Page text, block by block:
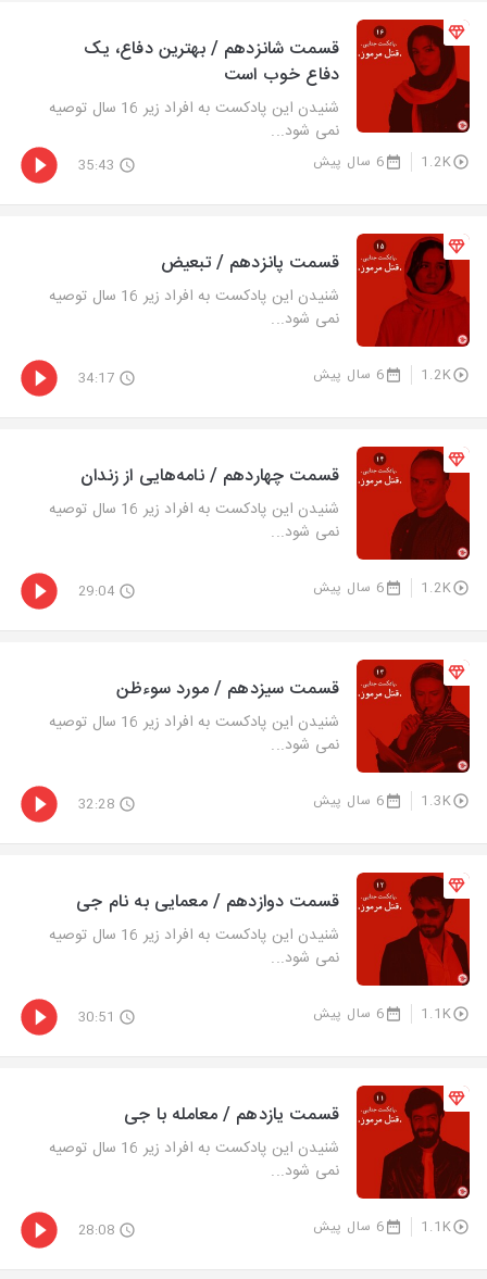
قسمت شانزدهم / بهترين دفاع، يک
دفاع خوب است
شنیدن این پادکست به افراد زیر 16 سال توصیه
نمی شود...
1.2K 6 سال پیش 35:43
قسمت پانزدهم / تبعیض
شنیدن این پادکست به افراد زیر 16 سال توصیه
نمی شود...
1.2K 6 سال پیش 34:17
قسمت چهاردهم / نامه‌هایی از زندان
شنیدن این پادکست به افراد زیر 16 سال توصیه
نمی شود...
1.2K 6 سال پیش 29:04
قسمت سیزدهم / مورد سوءظن
شنیدن این پادکست به افراد زیر 16 سال توصیه
نمی شود...
1.3K 6 سال پیش 32:28
قسمت دوازدهم / معمایی به نام جی
شنیدن این پادکست به افراد زیر 16 سال توصیه
نمی شود...
1.1K 6 سال پیش 30:51
قسمت یازدهم / معامله با جی
شنیدن این پادکست به افراد زیر 16 سال توصیه
نمی شود...
1.1K 6 سال پیش 28:08